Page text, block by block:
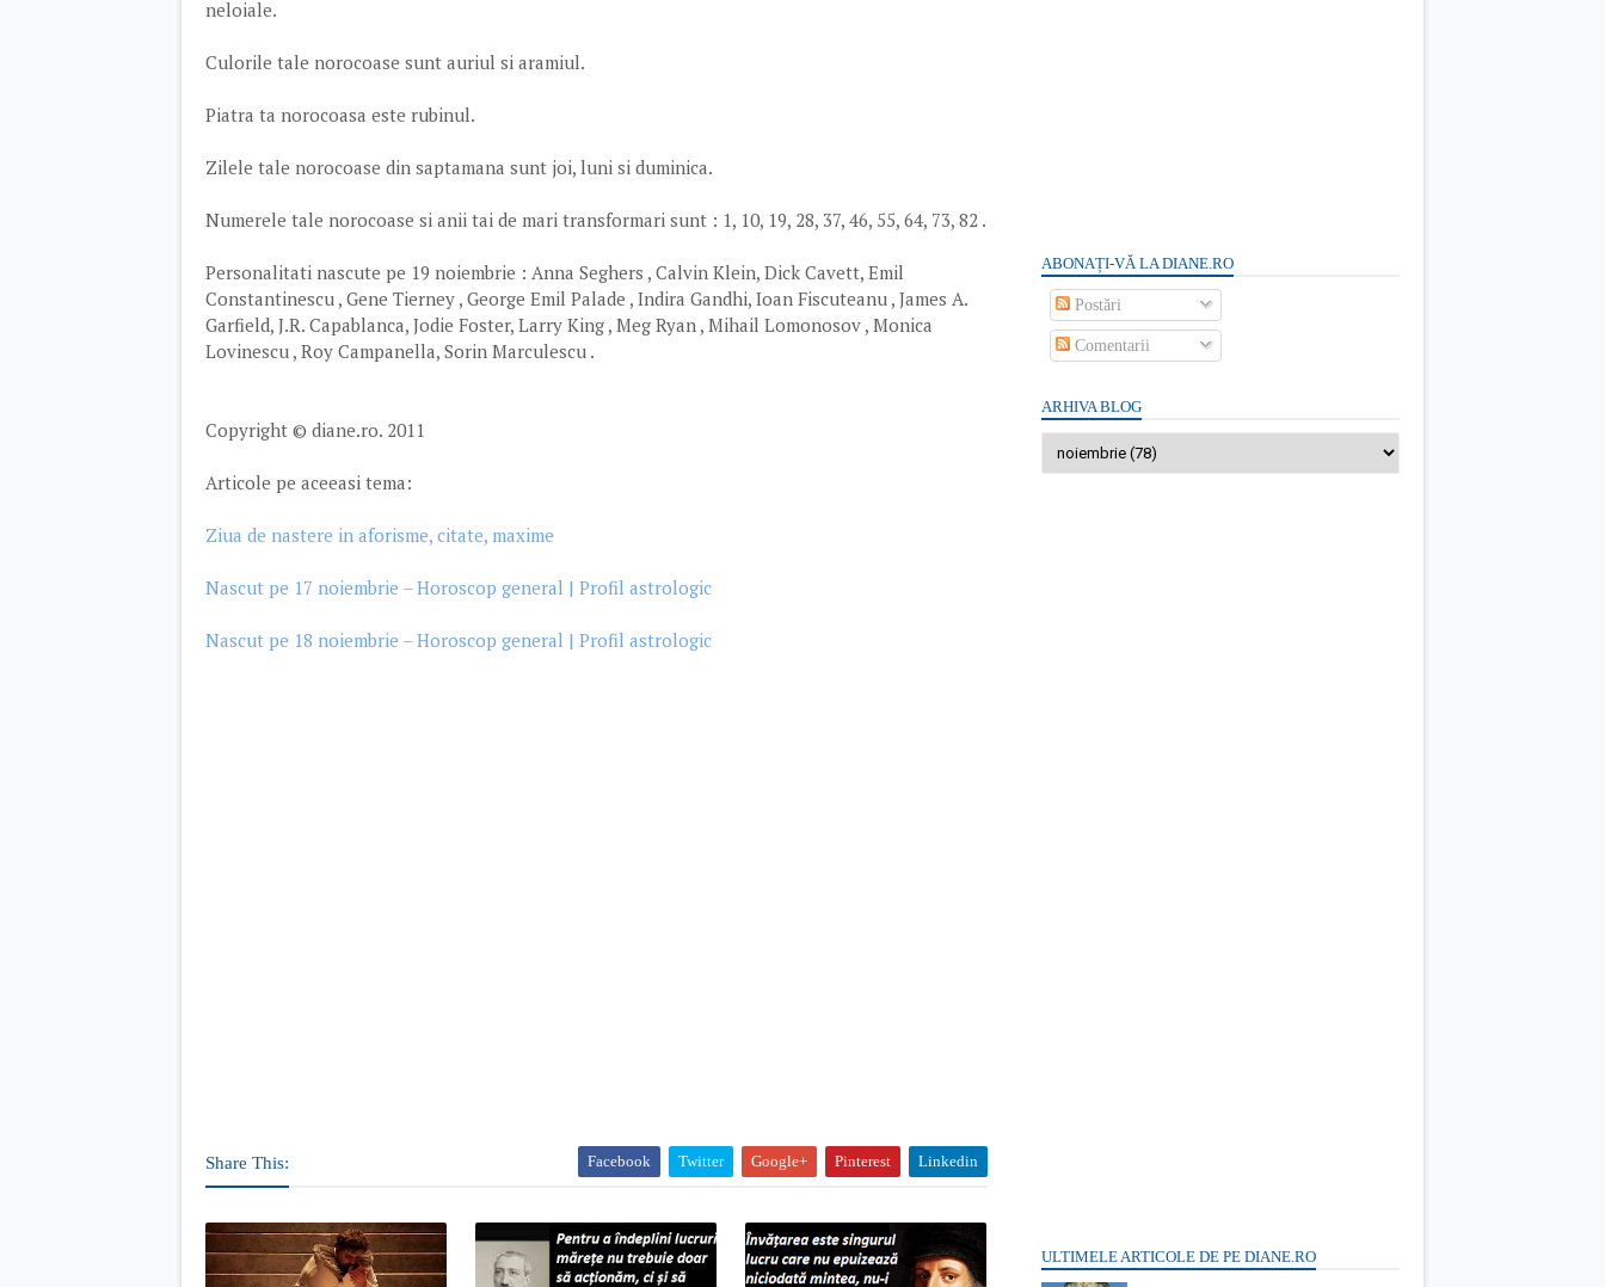
neloiale.
Culorile tale norocoase sunt auriul si aramiul.
Piatra ta norocoasa este rubinul.
Zilele tale norocoase din saptamana sunt joi, luni si duminica.
Numerele tale norocoase si anii tai de mari transformari sunt : 1, 10, 19, 28, 37, 46, 55, 64, 73, 82 .
Personalitati nascute pe 19 noiembrie : Anna Seghers , Calvin Klein, Dick Cavett, Emil
Constantinescu , Gene Tierney , George Emil Palade , Indira Gandhi, Ioan Fiscuteanu , James A.
Garfield, J.R. Capablanca, Jodie Foster, Larry King , Meg Ryan , Mihail Lomonosov , Monica
Lovinescu , Roy Campanella, Sorin Marculescu .
Copyright © diane.ro. 2011
Articole pe aceeasi tema:
Ziua de nastere in aforisme, citate, maxime
Nascut pe 17 noiembrie – Horoscop general | Profil astrologic
Nascut pe 18 noiembrie – Horoscop general | Profil astrologic
Share This: Facebook Twitter Google+ Pinterest Linkedin
ABONAȚI-VĂ LA DIANE.RO
Postări
Comentarii
ARHIVA BLOG
ULTIMELE ARTICOLE DE PE DIANE.RO